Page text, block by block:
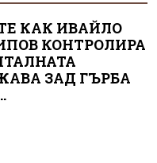
КАК ИВАЙЛО
КОНТРОЛИРА
ЗАД ГЪРБА